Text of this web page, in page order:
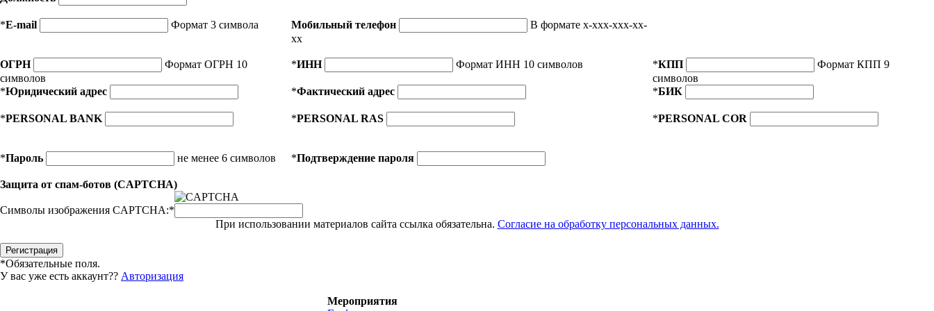
*E-mail Формат 3 символа Мобильный телефон
В формате x-xxx-xxx-xx-
xx
ОГРН
Формат ОГРН 10
символов
*ИНН Формат ИНН 10 символов *КПП
Формат КПП 9
символов
*Юридический адрес *Фактический адрес *БИК
*PERSONAL BANK *PERSONAL RAS *PERSONAL COR
*Пароль не менее 6 символов *Подтверждение пароля
Защита от спам-ботов (CAPTCHA)
Символы изображения CAPTCHA:*
При использовании материалов сайта ссылка обязательна. Согласие на обработку персональных данных.
*Обязательные поля.
У вас уже есть аккаунт?? Авторизация
Мероприятия